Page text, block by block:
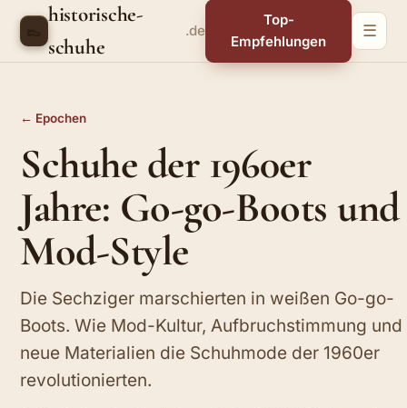
historische-
schuhe
.de
Top-
Empfehlungen
☰
← Epochen
Schuhe der 1960er
Jahre: Go-go-Boots und
Mod-Style
Die Sechziger marschierten in weißen Go-go-
Boots. Wie Mod-Kultur, Aufbruchstimmung und
neue Materialien die Schuhmode der 1960er
revolutionierten.